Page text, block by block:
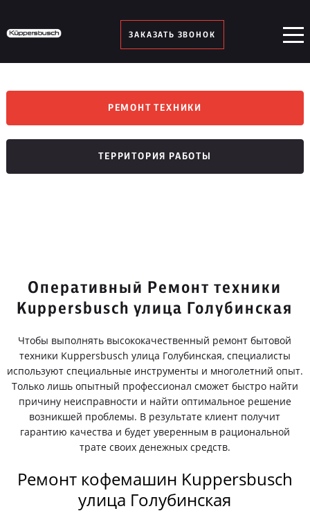
ЗАКАЗАТЬ ЗВОНОК
РЕМОНТ ТЕХНИКИ
ТЕРРИТОРИЯ РАБОТЫ
Оперативный Ремонт техники
Kuppersbusch улица Голубинская
Чтобы выполнять высококачественный ремонт бытовой
техники Kuppersbusch улица Голубинская, специалисты
используют специальные инструменты и многолетний опыт.
Только лишь опытный профессионал сможет быстро найти
причину неисправности и найти оптимальное решение
возникшей проблемы. В результате клиент получит
гарантию качества и будет уверенным в рациональной
трате своих денежных средств.
Ремонт кофемашин Kuppersbusch
улица Голубинская